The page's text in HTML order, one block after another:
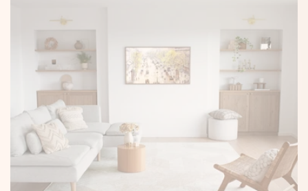
Eenvoudig vochtig af te nemen.
Klittenbandachtige oppervlakte:
Het design kleed hecht stevig aan de mat.
Zonder latex:
Beter voor jou en het milieu.